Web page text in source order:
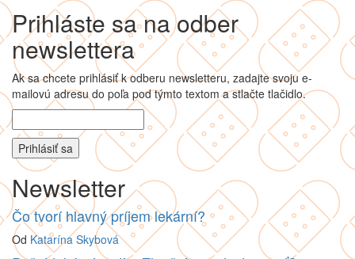
Prihláste sa na odber
newslettera
Ak sa chcete prihlásiť k odberu newsletteru, zadajte svoju e-
mailovú adresu do poľa pod týmto textom a stlačte tlačidlo.
Newsletter
Čo tvorí hlavný príjem lekární?
Od Katarína Skybová